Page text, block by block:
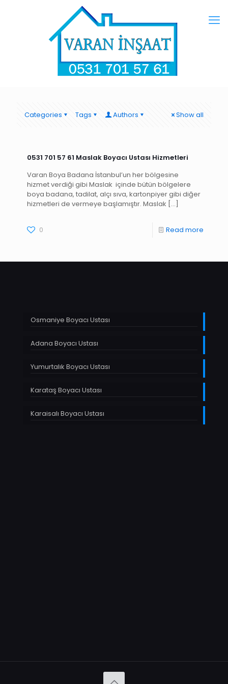
Categories Tags Authors Show all
0531 701 57 61 Maslak Boyacı Ustası Hizmetleri
Varan Boya Badana İstanbul’un her bölgesine
hizmet verdiği gibi Maslak içinde bütün bölgelere
boya badana, tadilat, alçı sıva, kartonpiyer gibi diğer
hizmetleri de vermeye başlamıştır. Maslak […]
0 Read more
Osmaniye Boyacı Ustası
Adana Boyacı Ustası
Yumurtalık Boyacı Ustası
Karataş Boyacı Ustası
Karaisalı Boyacı Ustası